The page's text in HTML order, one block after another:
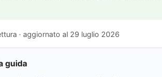
· aggiornato al 29 luglio 2026
guida